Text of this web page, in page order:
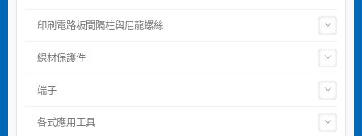
印刷電路板間隔柱與尼龍螺絲
線材保護件
端子
各式應用工具